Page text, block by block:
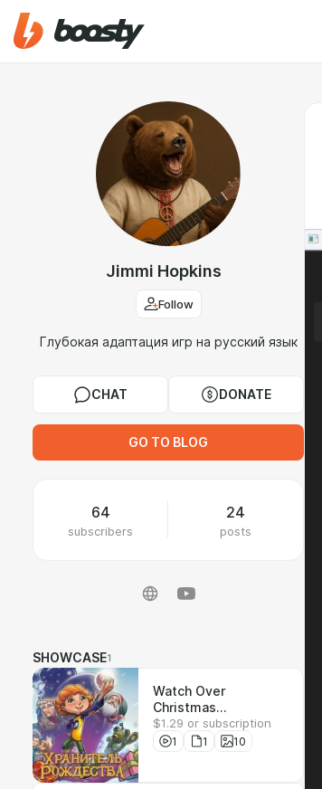
Jimmi Hopkins
Follow
Глубокая адаптация игр на русский язык
CHAT DONATE
GO TO BLOG
64
subscribers
24
posts
SHOWCASE1
Watch Over
Christmas
русификатор
$1.29 or subscription
1
1 10